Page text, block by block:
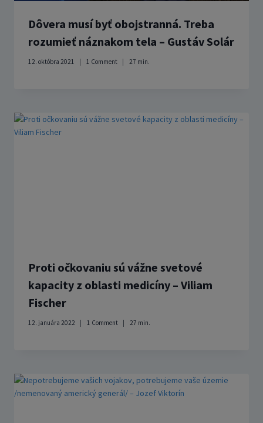
Dôvera musí byť obojstranná. Treba
rozumieť náznakom tela – Gustáv Solár
12. októbra 2021 1 Comment 27 min.
Proti očkovaniu sú vážne svetové
kapacity z oblasti medicíny – Viliam
Fischer
12. januára 2022 1 Comment 27 min.